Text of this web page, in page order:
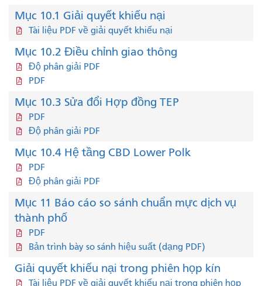
Mục 10.1 Giải quyết khiếu nại
Tài liệu PDF về giải quyết khiếu nại
Mục 10.2 Điều chỉnh giao thông
Độ phân giải PDF
PDF
Mục 10.3 Sửa đổi Hợp đồng TEP
PDF
Độ phân giải PDF
Mục 10.4 Hệ tầng CBD Lower Polk
PDF
Độ phân giải PDF
Mục 11 Báo cáo so sánh chuẩn mực dịch vụ
thành phố
PDF
Bản trình bày so sánh hiệu suất (dạng PDF)
Giải quyết khiếu nại trong phiên họp kín
Tài liệu PDF về giải quyết khiếu nại trong phiên họp